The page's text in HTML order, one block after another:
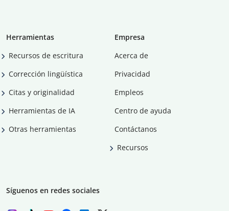
Herramientas
Recursos de escritura
Corrección lingüística
Citas y originalidad
Herramientas de IA
Otras herramientas
Empresa
Acerca de
Privacidad
Empleos
Centro de ayuda
Contáctanos
Recursos
Síguenos en redes sociales